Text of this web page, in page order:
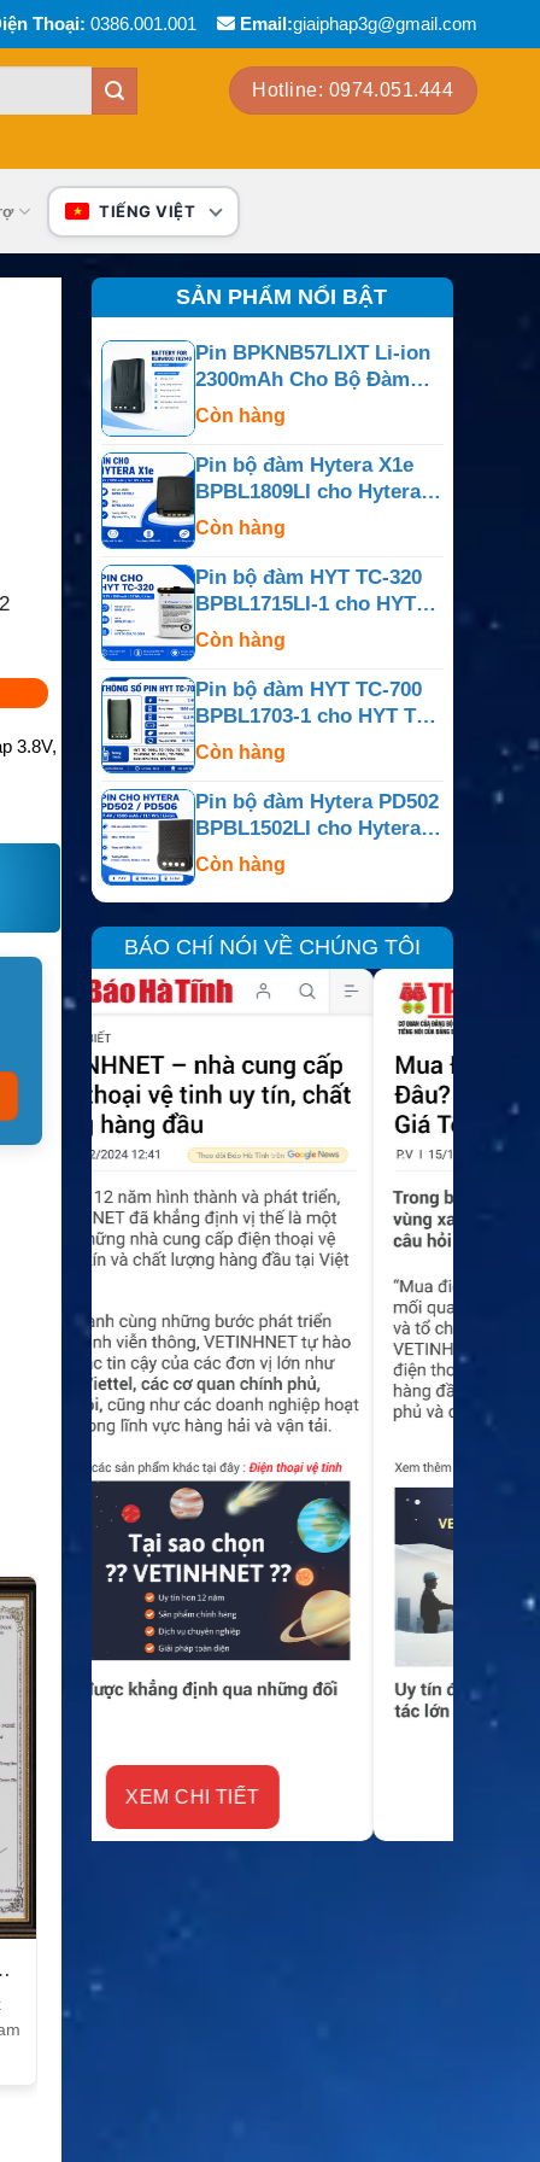
Thoại: 0386.001.001 Email:giaiphap3g@gmail.com
Hotline: 0974.051.444
TIẾNG VIỆT
3.8V,
SẢN PHẨM NỔI BẬT
Pin BPKNB57LIXT Li-ion
2300mAh Cho Bộ Đàm
Kenwood TK-2140 Và NX
Còn hàng
Pin bộ đàm Hytera X1e
BPBL1809LI cho Hytera
X1e
Còn hàng
Pin bộ đàm HYT TC-320
BPBL1715LI-1 cho HYT
TC-320
Còn hàng
Pin bộ đàm HYT TC-700
BPBL1703-1 cho HYT TC-
700
Còn hàng
Pin bộ đàm Hytera PD502
BPBL1502LI cho Hytera
PD502 / PD506
Còn hàng
BÁO CHÍ NÓI VỀ CHÚNG TÔI
XEM CHI TIẾT